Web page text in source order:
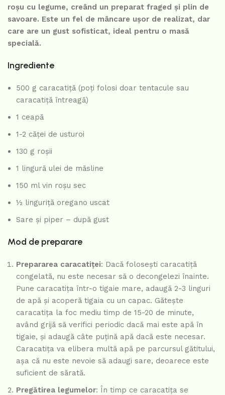
roșu cu legume, creând un preparat fraged și plin de
savoare. Este un fel de mâncare ușor de realizat, dar
care are un gust sofisticat, ideal pentru o masă
specială.
Ingrediente
500 g caracatiță (poți folosi doar tentacule sau
caracatiță întreagă)
1 ceapă
1-2 căței de usturoi
130 g roșii
1 lingură ulei de măsline
150 ml vin roșu sec
½ linguriță oregano uscat
Sare și piper – după gust
Mod de preparare
Prepararea caracatiței: Dacă folosești caracatiță
congelată, nu este necesar să o decongelezi înainte.
Pune caracatița într-o tigaie mare, adaugă 2-3 linguri
de apă și acoperă tigaia cu un capac. Gătește
caracatița la foc mediu timp de 15-20 de minute,
având grijă să verifici periodic dacă mai este apă în
tigaie, și adaugă câte puțină apă dacă este necesar.
Caracatița va elibera multă apă pe parcursul gătitului,
așa că nu este nevoie să adaugi sare, deoarece este
suficient de sărată.
Pregătirea legumelor: În timp ce caracatița se